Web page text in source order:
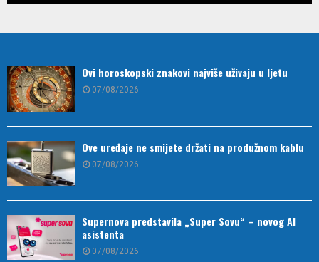
Ovi horoskopski znakovi najviše uživaju u ljetu
07/08/2026
Ove uređaje ne smijete držati na produžnom kablu
07/08/2026
Supernova predstavila „Super Sovu“ – novog AI
asistenta
07/08/2026